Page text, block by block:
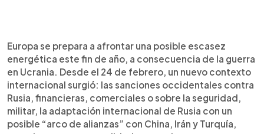
Escuchar artículo
Europa se prepara a afrontar una posible escasez
energética este fin de año, a consecuencia de la guerra
en Ucrania. Desde el 24 de febrero, un nuevo contexto
internacional surgió: las sanciones occidentales contra
Rusia, financieras, comerciales o sobre la seguridad,
militar, la adaptación internacional de Rusia con un
posible “arco de alianzas” con China, Irán y Turquía,